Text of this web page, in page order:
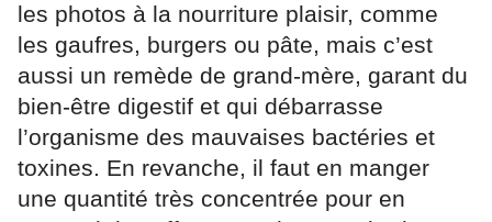
les photos à la nourriture plaisir, comme
les gaufres, burgers ou pâte, mais c’est
aussi un remède de grand-mère, garant du
bien-être digestif et qui débarrasse
l’organisme des mauvaises bactéries et
toxines. En revanche, il faut en manger
une quantité très concentrée pour en